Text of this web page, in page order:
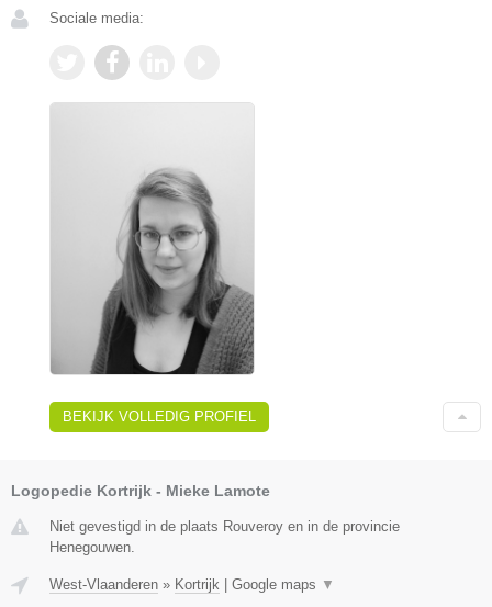
Sociale media:
BEKIJK VOLLEDIG PROFIEL
Logopedie Kortrijk - Mieke Lamote
Niet gevestigd in de plaats Rouveroy en in de provincie
Henegouwen.
West-Vlaanderen » Kortrijk Google maps ▼